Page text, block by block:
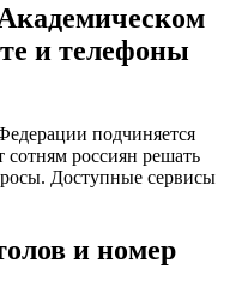
и телефоны
подчиняется
россиян решать
Доступные сервисы
и номер